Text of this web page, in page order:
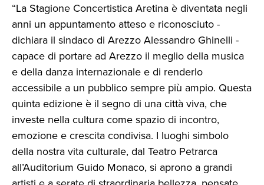
“La Stagione Concertistica Aretina è diventata negli
anni un appuntamento atteso e riconosciuto -
dichiara il sindaco di Arezzo Alessandro Ghinelli -
capace di portare ad Arezzo il meglio della musica
e della danza internazionale e di renderlo
accessibile a un pubblico sempre più ampio. Questa
quinta edizione è il segno di una città viva, che
investe nella cultura come spazio di incontro,
emozione e crescita condivisa. I luoghi simbolo
della nostra vita culturale, dal Teatro Petrarca
all’Auditorium Guido Monaco, si aprono a grandi